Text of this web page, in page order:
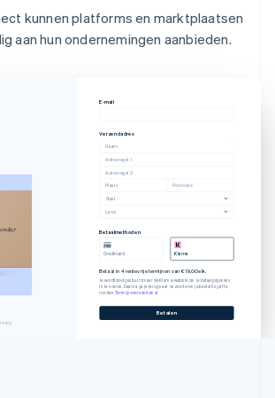
kunnen platforms en marktplaatsen
aan hun ondernemingen aanbieden.
E-mail
Verzendadres
Naam
Adresregel 1
Adresregel 2
Plaats Postcode
Staat
Land
Betaalmethoden
Creditcard Klarna
Betaal in 4 rentevrije termijnen van € 19,00 elk.
Je wordt doorgestuurd naar de Klarna-website om je betaalgegevens
in te voeren. Daarna ga je terug naar onze site om je bestelling af te
ronden.Termijnovereenkomst
Betalen